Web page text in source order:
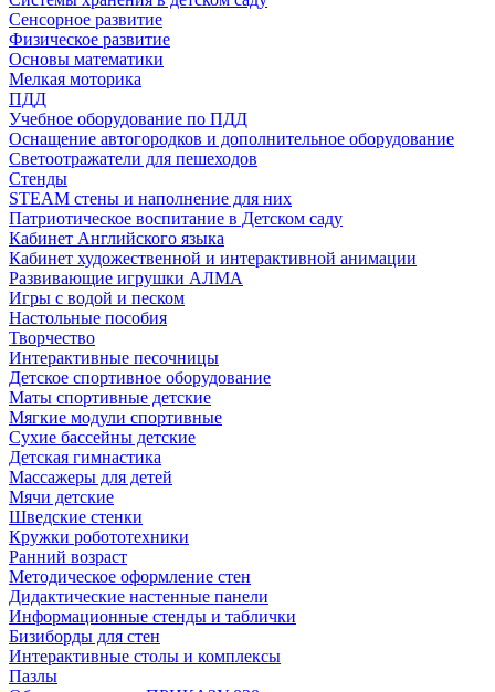
Сенсорное развитие
Физическое развитие
Основы математики
Мелкая моторика
ПДД
Учебное оборудование по ПДД
Оснащение автогородков и дополнительное оборудование
Светоотражатели для пешеходов
Стенды
STEAM стены и наполнение для них
Патриотическое воспитание в Детском саду
Кабинет Английского языка
Кабинет художественной и интерактивной анимации
Развивающие игрушки АЛМА
Игры с водой и песком
Настольные пособия
Творчество
Интерактивные песочницы
Детское спортивное оборудование
Маты спортивные детские
Мягкие модули спортивные
Сухие бассейны детские
Детская гимнастика
Массажеры для детей
Мячи детские
Шведские стенки
Кружки робототехники
Ранний возраст
Методическое оформление стен
Дидактические настенные панели
Информационные стенды и таблички
Бизиборды для стен
Интерактивные столы и комплексы
Пазлы